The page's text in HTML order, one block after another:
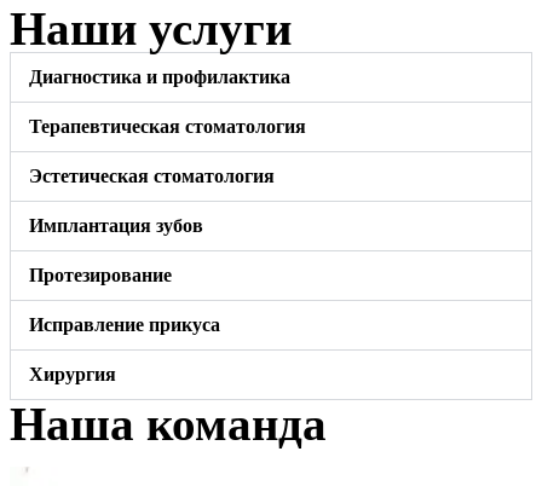
Наши услуги
Диагностика и профилактика
Терапевтическая стоматология
Эстетическая стоматология
Имплантация зубов
Протезирование
Исправление прикуса
Хирургия
Наша команда